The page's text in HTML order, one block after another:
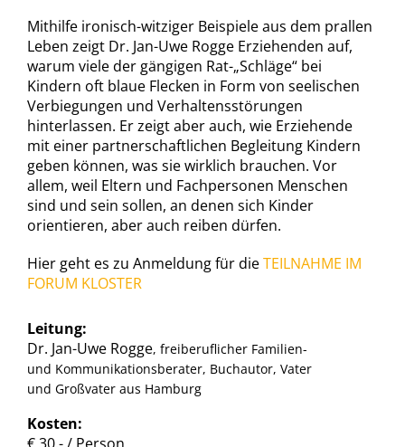
Mithilfe ironisch-witziger Beispiele aus dem prallen
Leben zeigt Dr. Jan-Uwe Rogge Erziehenden auf,
warum viele der gängigen Rat-„Schläge“ bei
Kindern oft blaue Flecken in Form von seelischen
Verbiegungen und Verhaltensstörungen
hinterlassen. Er zeigt aber auch, wie Erziehende
mit einer partnerschaftlichen Begleitung Kindern
geben können, was sie wirklich brauchen. Vor
allem, weil Eltern und Fachpersonen Menschen
sind und sein sollen, an denen sich Kinder
orientieren, aber auch reiben dürfen.
Hier geht es zu Anmeldung für dieTEILNAHME IM
FORUM KLOSTER
Leitung:
Dr. Jan-Uwe Rogge, freiberuflicher Familien-
und Kommunikationsberater, Buchautor, Vater
und Großvater aus Hamburg
Kosten:
€ 30.- / Person